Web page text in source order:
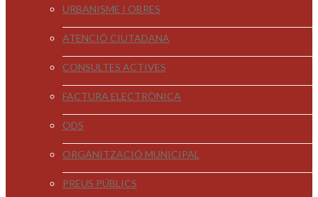
URBANISME I OBRES
ATENCIÓ CIUTADANA
CONSULTES ACTIVES
FACTURA ELECTRÒNICA
ODS
ORGANITZACIÓ MUNICIPAL
PREUS PÚBLICS